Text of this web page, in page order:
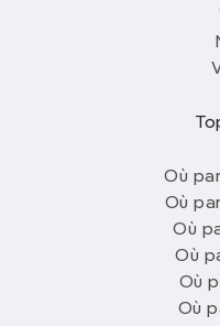
Où
Où
Où
Où
Où
Où